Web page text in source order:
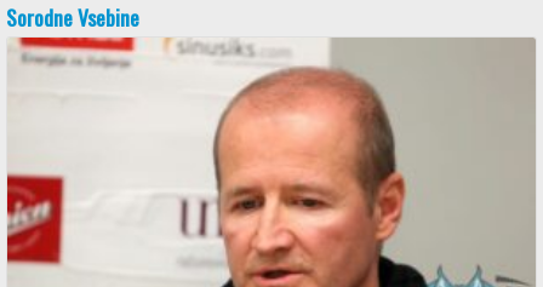
Sorodne Vsebine